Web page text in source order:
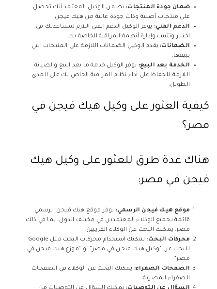
ضمان جودة المنتجات: يضمن الوكيل المعتمد أنك تحصل
على منتجات أصلية وذات جودة عالية من هيك فيجن.
الدعم الفني: يوفر الوكيل الدعم الفني اللازم لمساعدتك في
اختيار وتثبيت وإدارة أنظمة المراقبة الخاصة بك.
الضمانات: يقدم الوكيل الضمانات اللازمة على المنتجات التي
يبيعها.
الخدمة بعد البيع: يوفر الوكيل خدمة ما بعد البيع والصيانة
اللازمة للحفاظ على أداء نظام المراقبة الخاص بك على المدى
الطويل.
كيفية العثور على وكيل هيك فيجن في
مصر؟
هناك عدة طرق للعثور على وكيل هيك
فيجن في مصر:
موقع هيك فيجن الرسمي: يوفر موقع هيك فيجن الرسمي
قائمة بجميع الوكلاء المعتمدين في مختلف الدول، بما في ذلك
مصر. يمكنك البحث عن الوكلاء القريبين
محركات البحث:
يمكنك استخدام محركات البحث مثل Google
للبحث عن “وكيل هيك فيجن في مصر” أو “موزع هيك فيجن في
مصر”.
الصفحات الصفراء: يمكنك البحث عن الوكلاء في الصفحات
الصفراء المصرية.